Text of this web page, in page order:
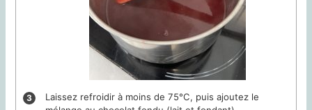
Laissez refroidir à moins de 75°C, puis ajoutez le